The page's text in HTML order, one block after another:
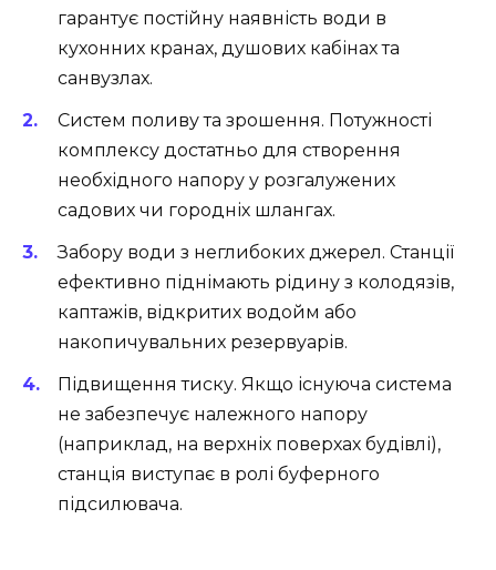
гарантує постійну наявність води в
кухонних кранах, душових кабінах та
санвузлах.
Систем поливу та зрошення. Потужності
комплексу достатньо для створення
необхідного напору у розгалужених
садових чи городніх шлангах.
Забору води з неглибоких джерел. Станції
ефективно піднімають рідину з колодязів,
каптажів, відкритих водойм або
накопичувальних резервуарів.
Підвищення тиску. Якщо існуюча система
не забезпечує належного напору
(наприклад, на верхніх поверхах будівлі),
станція виступає в ролі буферного
підсилювача.